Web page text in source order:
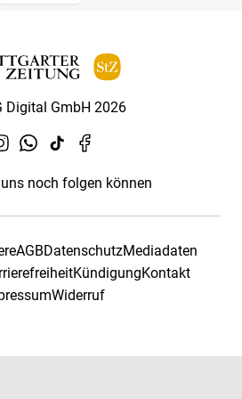
Digital GmbH 2026
noch folgen können
AGBDatenschutzMediadaten
KündigungKontakt
Widerruf